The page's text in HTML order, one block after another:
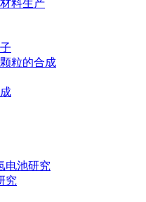
料生产
粒的合成
电池研究
究